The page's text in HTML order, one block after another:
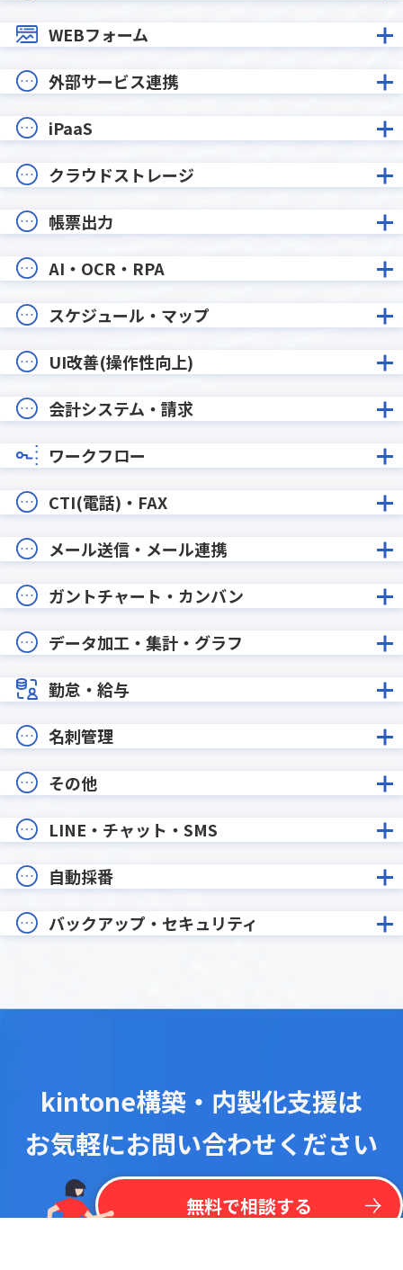
WEBフォーム
外部サービス連携
iPaaS
クラウドストレージ
帳票出力
AI・OCR・RPA
スケジュール・マップ
UI改善(操作性向上)
会計システム・請求
ワークフロー
CTI(電話)・FAX
メール送信・メール連携
ガントチャート・カンバン
データ加工・集計・グラフ
勤怠・給与
名刺管理
その他
LINE・チャット・SMS
自動採番
バックアップ・セキュリティ
kintone構築・内製化支援は
お気軽にお問い合わせください
無料で相談する
今なら
最 新リス トを 一括 掲載！
kintone
プラグイン